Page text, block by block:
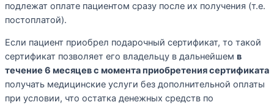
подлежат оплате пациентом сразу после их получения (т.е.
постоплатой).
Если пациент приобрел подарочный сертификат, то такой
сертификат позволяет его владельцу в дальнейшем в
течение 6 месяцев с момента приобретения сертификата
получать медицинские услуги без дополнительной оплаты
при условии, что остатка денежных средств по